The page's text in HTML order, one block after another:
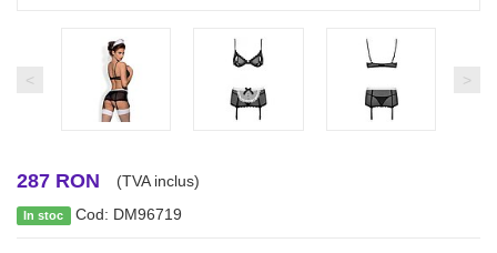
< >
287 RON (TVA inclus)
In stoc Cod: DM96719